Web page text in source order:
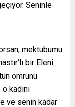
Seninle
mektubumu
bir Eleni
ömrünü
kadını
ve senin kadar